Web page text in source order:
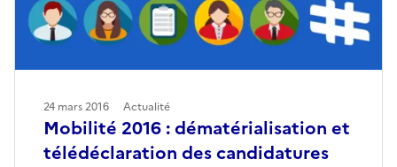
Mobilité 2016 : dématérialisation et
télédéclaration des candidatures
24 mars 2016 Actualité